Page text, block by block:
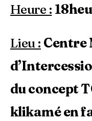
Heure :
Lieu : Centre
du concept
klikamé en